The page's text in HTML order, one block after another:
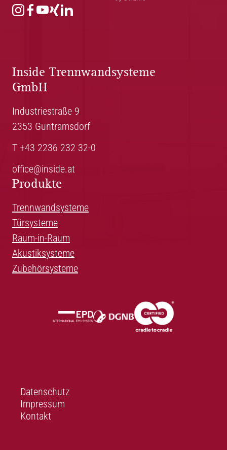
Inside Trennwandsysteme
GmbH
Industriestraße 9
2353 Guntramsdorf
T +43 2236 232 32-0
office@inside.at
Produkte
Trennwandsysteme
Türsysteme
Raum-in-Raum
Akustiksysteme
Zubehörsysteme
Datenschutz
Impressum
Kontakt